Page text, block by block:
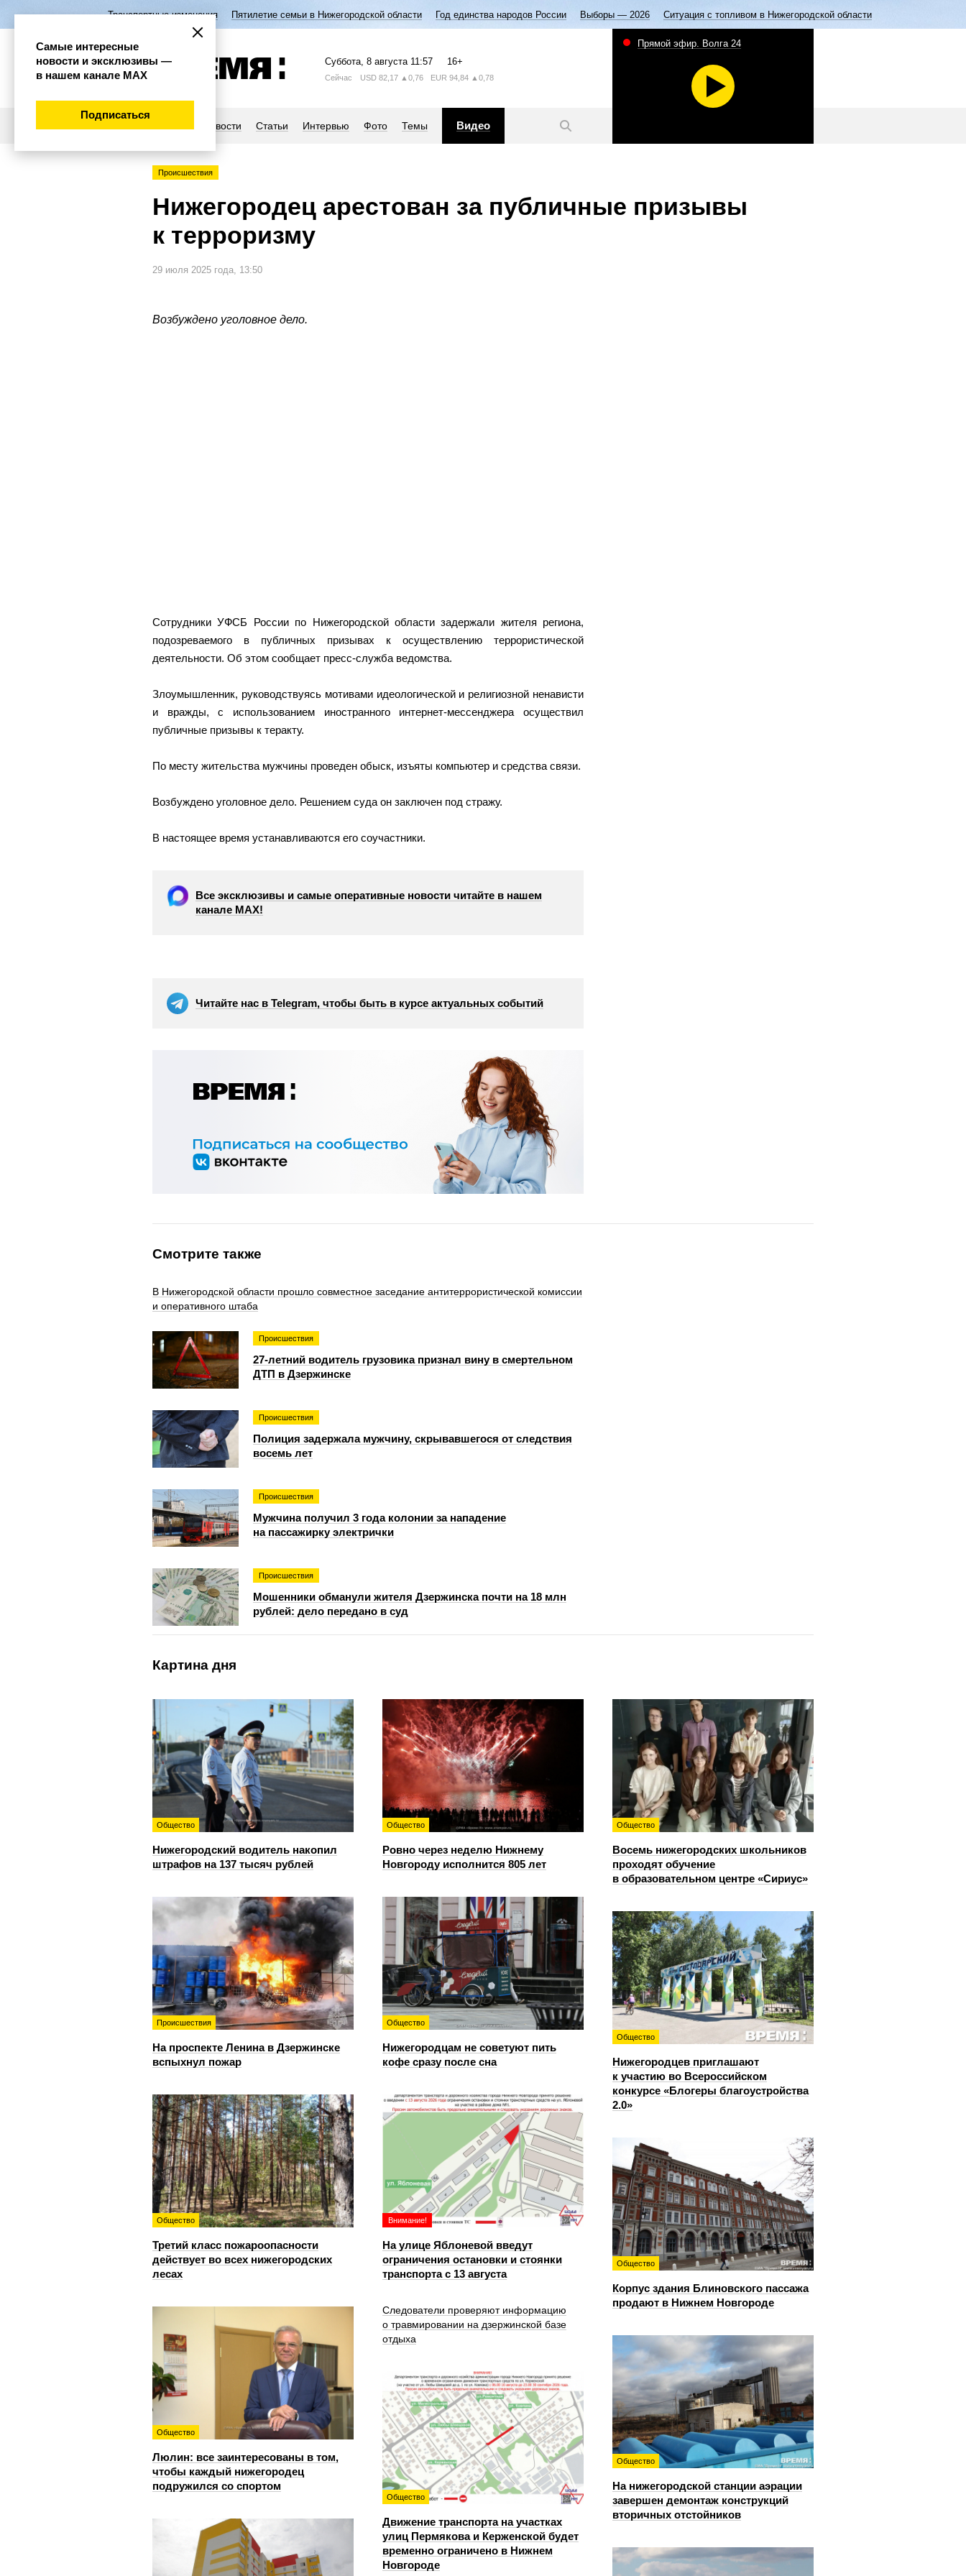
Транспортные изменения Пятилетие семьи в Нижегородской области Год единства народов России Выборы — 2026 Ситуация с топливом в Нижегородской области
Суббота, 8 августа 11:57 16+
Сейчас USD 82,17 ▲0,76 EUR 94,84 ▲0,78
Новости Статьи Интервью Фото Темы Видео
Прямой эфир. Волга 24
Происшествия
Нижегородец арестован за публичные призывы
к терроризму
29 июля 2025 года, 13:50
Возбуждено уголовное дело.
Сотрудники УФСБ России по Нижегородской области задержали жителя региона,
подозреваемого в публичных призывах к осуществлению террористической
деятельности. Об этом сообщает пресс-служба ведомства.
Злоумышленник, руководствуясь мотивами идеологической и религиозной ненависти
и вражды, с использованием иностранного интернет-мессенджера осуществил
публичные призывы к теракту.
По месту жительства мужчины проведен обыск, изъяты компьютер и средства связи.
Возбуждено уголовное дело. Решением суда он заключен под стражу.
В настоящее время устанавливаются его соучастники.
Все эксклюзивы и самые оперативные новости читайте в нашем
канале МАХ!
Читайте нас в Telegram, чтобы быть в курсе актуальных событий
Смотрите также
В Нижегородской области прошло совместное заседание антитеррористической комиссии
и оперативного штаба
Происшествия
27-летний водитель грузовика признал вину в смертельном
ДТП в Дзержинске
Происшествия
Полиция задержала мужчину, скрывавшегося от следствия
восемь лет
Происшествия
Мужчина получил 3 года колонии за нападение
на пассажирку электрички
Происшествия
Мошенники обманули жителя Дзержинска почти на 18 млн
рублей: дело передано в суд
Картина дня
Общество
Нижегородский водитель накопил
штрафов на 137 тысяч рублей
Общество
Ровно через неделю Нижнему
Новгороду исполнится 805 лет
Общество
Восемь нижегородских школьников
проходят обучение
в образовательном центре «Сириус»
Происшествия
На проспекте Ленина в Дзержинске
вспыхнул пожар
Общество
Нижегородцам не советуют пить
кофе сразу после сна
Общество
Нижегородцев приглашают
к участию во Всероссийском
конкурсе «Блогеры благоустройства
2.0»
Общество
Третий класс пожароопасности
действует во всех нижегородских
лесах
Внимание!
На улице Яблоневой введут
ограничения остановки и стоянки
транспорта с 13 августа
Общество
Корпус здания Блиновского пассажа
продают в Нижнем Новгороде
Общество
Люлин: все заинтересованы в том,
чтобы каждый нижегородец
подружился со спортом
Следователи проверяют информацию
о травмировании на дзержинской базе
отдыха
Общество
На нижегородской станции аэрации
завершен демонтаж конструкций
вторичных отстойников
Общество
Движение транспорта на участках
улиц Пермякова и Керженской будет
временно ограничено в Нижнем
Новгороде
Самые интересные
новости и эксклюзивы —
в нашем канале МАХ
Подписаться